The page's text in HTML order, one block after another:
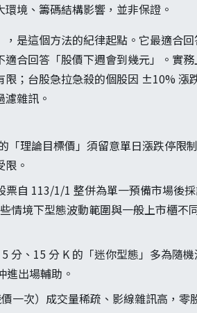
境、籌碼結構影響，並非保證。
是這個方法的紀律起點。它最適合
合回答「股價下週會到幾元」。實務
；台股急拉急殺的個股因 ±10% 漲
雜訊。
理論目標價」須留意單日漲跌停限
。
自 113/1/1 整併為單一預備市場後
境下型態波動範圍與一般上市櫃不
分、15 分 K 的「迷你型態」多為隨
進出場輔助。
一次）成交量稀疏、影線雜訊高，零